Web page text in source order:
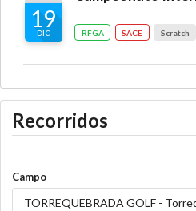
19
DIC RFGA SACE Scratch
Recorridos
Campo
TORREQUEBRADA GOLF -